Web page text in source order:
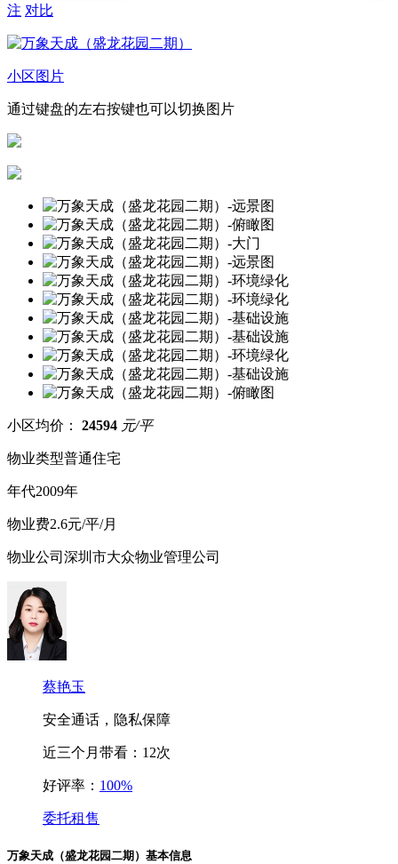
注 对比
小区图片
通过键盘的左右按键也可以切换图片
小区均价： 24594 元/平
物业类型普通住宅
年代2009年
物业费2.6元/平/月
物业公司 深圳市大众物业管理公司
蔡艳玉
安全通话，隐私保障
近三个月带看： 12次
好评率： 100%
委托租售
万象天成（盛龙花园二期）基本信息